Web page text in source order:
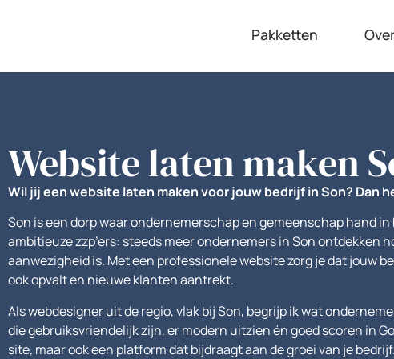
Pakketten
Website laten maken
Wil jij een website laten maken voor jouw bedrijf in Son? Dan
Son is een dorp waar ondernemerschap en gemeenschap hand
ambitieuze zzp’ers: steeds meer ondernemers in Son ontdekken
aanwezigheid is. Met een professionele website zorg je dat jouw
ook opvalt en nieuwe klanten aantrekt.
Als webdesigner uit de regio, vlak bij Son, begrijp ik wat
die gebruiksvriendelijk zijn, er modern uitzien én goed scoren in
site, maar ook een platform dat bijdraagt aan de groei van je bedrijf.